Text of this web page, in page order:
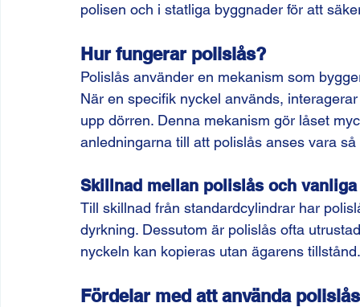
polisen och i statliga byggnader för att
Hur fungerar polislås?
Polislås använder en mekanism som
När en specifik nyckel används,
upp dörren. Denna mekanism gör låset
anledningarna till att polislås anses vara så
Skillnad mellan polislås och
Till skillnad från standardcylindrar har
dyrkning. Dessutom är polislås ofta
nyckeln kan kopieras utan ägarens tillstånd.
Fördelar med att använda polislås